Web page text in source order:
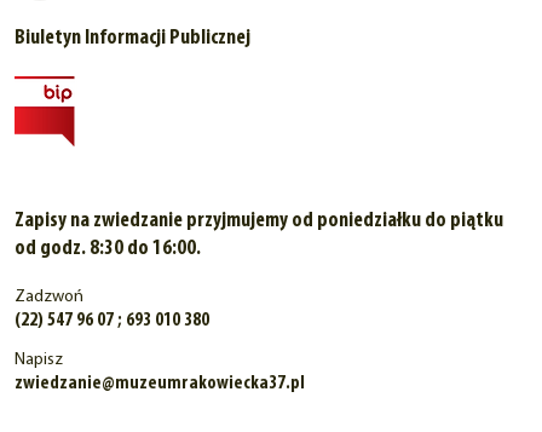
Biuletyn Informacji Publicznej
Zapisy na zwiedzanie przyjmujemy od poniedziałku do piątku
od godz. 8:30 do 16:00.
Zadzwoń
(22) 547 96 07 ; 693 010 380
Napisz
zwiedzanie@muzeumrakowiecka37.pl